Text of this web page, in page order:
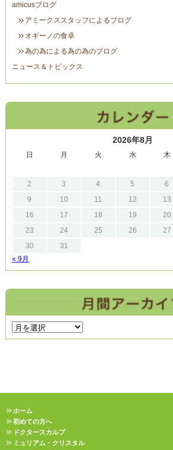
amicusブログ
アミークススタッフによるブログ
オギーノの食卓
為の為による為の為のブログ
ニュース＆トピックス
2026年8月
日 月 火 水 木
2
3 4 5 6
9
10 11 12 13
16
17 18 19 20
23
24 25 26 27
30
31
« 9月
ホーム
初めての方へ
ドクタースカルプ
ミュリアム・クリスタル